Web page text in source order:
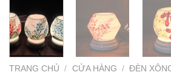
TRANG CHỦ / CỬA HÀNG / ĐÈN